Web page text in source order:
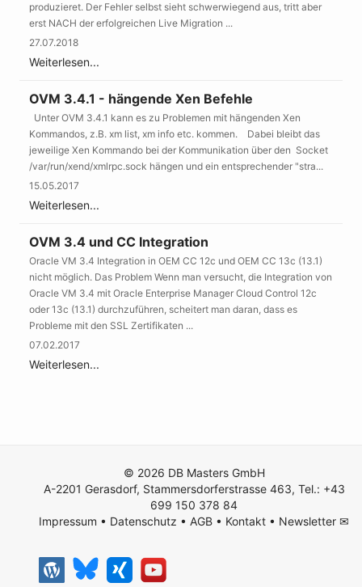
produzieret. Der Fehler selbst sieht schwerwiegend aus, tritt aber
erst NACH der erfolgreichen Live Migration ...
27.07.2018
Weiterlesen...
OVM 3.4.1 - hängende Xen Befehle
Unter OVM 3.4.1 kann es zu Problemen mit hängenden Xen
Kommandos, z.B. xm list, xm info etc. kommen. Dabei bleibt das
jeweilige Xen Kommando bei der Kommunikation über den Socket
/var/run/xend/xmlrpc.sock hängen und ein entsprechender "stra...
15.05.2017
Weiterlesen...
OVM 3.4 und CC Integration
Oracle VM 3.4 Integration in OEM CC 12c und OEM CC 13c (13.1)
nicht möglich. Das Problem Wenn man versucht, die Integration von
Oracle VM 3.4 mit Oracle Enterprise Manager Cloud Control 12c
oder 13c (13.1) durchzuführen, scheitert man daran, dass es
Probleme mit den SSL Zertifikaten ...
07.02.2017
Weiterlesen...
© 2026 DB Masters GmbH
A-2201 Gerasdorf, Stammersdorferstrasse 463, Tel.: +43
699 150 378 84
Impressum • Datenschutz • AGB • Kontakt • Newsletter ✉